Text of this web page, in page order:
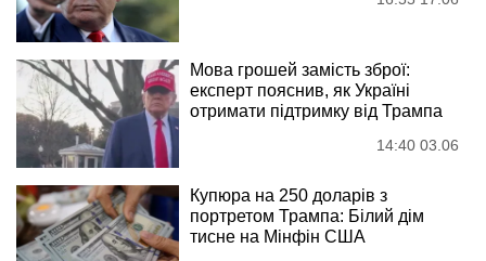
Мова грошей замість зброї:
експерт пояснив, як Україні
отримати підтримку від Трампа
14:40 03.06
Купюра на 250 доларів з
портретом Трампа: Білий дім
тисне на Мінфін США